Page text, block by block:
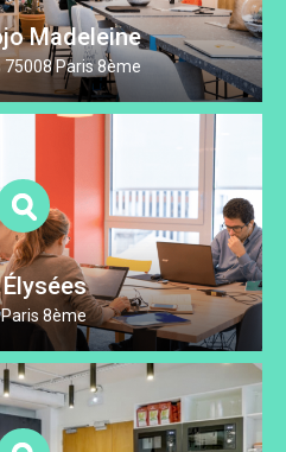
Madeleine
Paris 8ème
8ème